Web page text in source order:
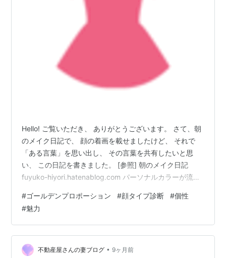
Hello! ご覧いただき、 ありがとうございます。 さて、朝
のメイク日記で、 顔の着画を載せましたけど、 それで
「ある言葉」を思い出し、 その言葉を共有したいと思
い、 この日記を書きました。 [参照] 朝のメイク日記
fuyuko-hiyori.hatenablog.com パーソナルカラーが流行
ソナルカラーと顔タイプを診断し、 似合うメイクを提案
するという企画があり、 パーソナルカラーはわかってい
ましたが、 顔タイプに興味があり、参加しました。 結
果、顔については、 ↓ ほとんど ゴールデンプロポーショ
ンですね。 強いて言えば、おでこが…
#ゴールデンプロポーション #顔タイプ診断 #個性
#魅力
不動産屋さんの妻ブログ • 9ヶ月前